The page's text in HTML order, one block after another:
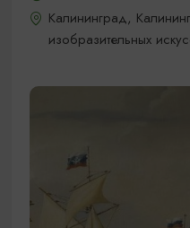
Калининград,
изобразительных